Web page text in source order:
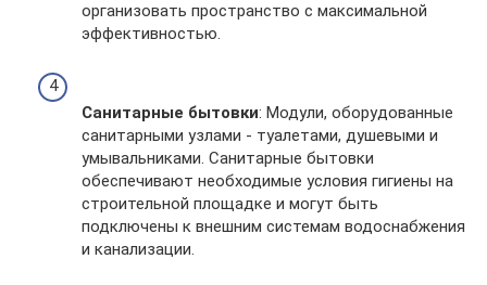
организовать пространство с максимальной
эффективностью.
Санитарные бытовки: Модули, оборудованные
санитарными узлами - туалетами, душевыми и
умывальниками. Санитарные бытовки
обеспечивают необходимые условия гигиены на
строительной площадке и могут быть
подключены к внешним системам водоснабжения
и канализации.